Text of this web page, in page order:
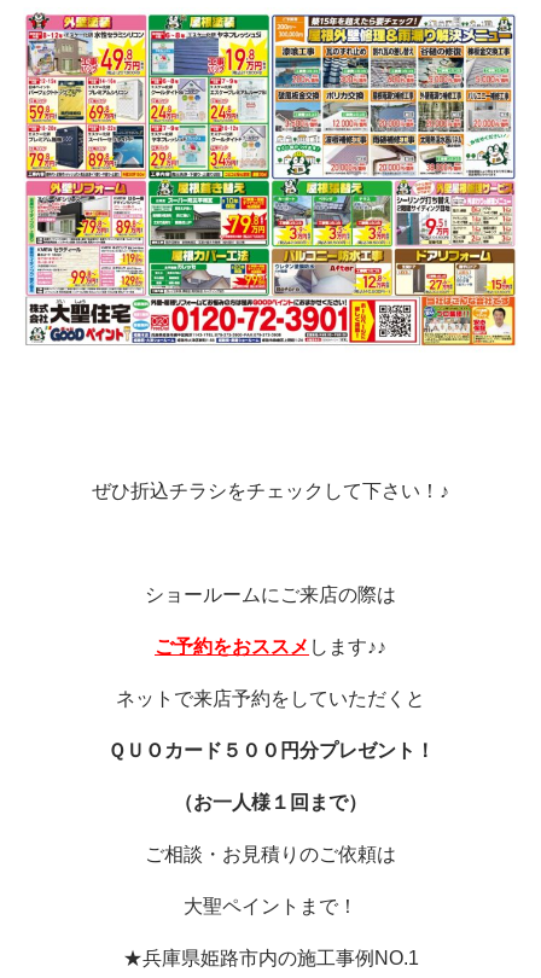
ぜひ折込チラシをチェックして下さい！♪
ショールームにご来店の際は
ご予約をおススメ します♪♪
ネットで来店予約をしていただくと
ＱＵＯカード５００円分プレゼント！
（お一人様１回まで）
ご相談・お見積りのご依頼は
大聖ペイントまで！
★兵庫県姫路市内の施工事例 NO.1